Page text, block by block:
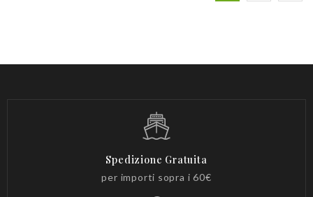
Spedizione Gratuita
per importi sopra i 60€